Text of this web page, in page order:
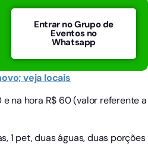
Entrar no Grupo de
Eventos no
Whatsapp
veja locais
na hora R$ 60 (valor referente a
1 pet, duas águas, duas porções